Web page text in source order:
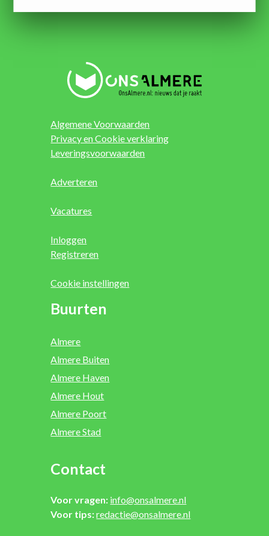
Algemene Voorwaarden
Privacy en Cookie verklaring
Leveringsvoorwaarden
Adverteren
Vacatures
Inloggen
Registreren
Cookie instellingen
Buurten
Almere
Almere Buiten
Almere Haven
Almere Hout
Almere Poort
Almere Stad
Contact
Voor vragen: info@onsalmere.nl
Voor tips:redactie@onsalmere.nl